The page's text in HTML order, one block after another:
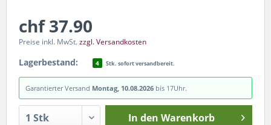
chf 37.90
Preise inkl. MwSt.zzgl. Versandkosten
Lagerbestand: 4 Stk. sofort versandbereit.
Garantierter Versand Montag, 10.08.2026 bis 17Uhr.
In den Warenkorb